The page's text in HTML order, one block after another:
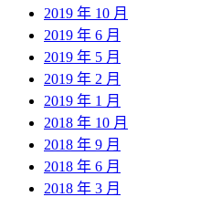
2019 年 10 月
2019 年 6 月
2019 年 5 月
2019 年 2 月
2019 年 1 月
2018 年 10 月
2018 年 9 月
2018 年 6 月
2018 年 3 月